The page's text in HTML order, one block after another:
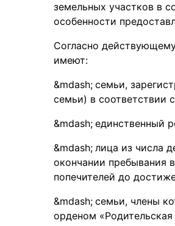
земельных участков в
особенности
Согласно
имеют:
семьи,
семьи) в соответствии
единственный
лица из числа
окончании пребывания
попечителей до
семьи, члены
орденом «Родительская